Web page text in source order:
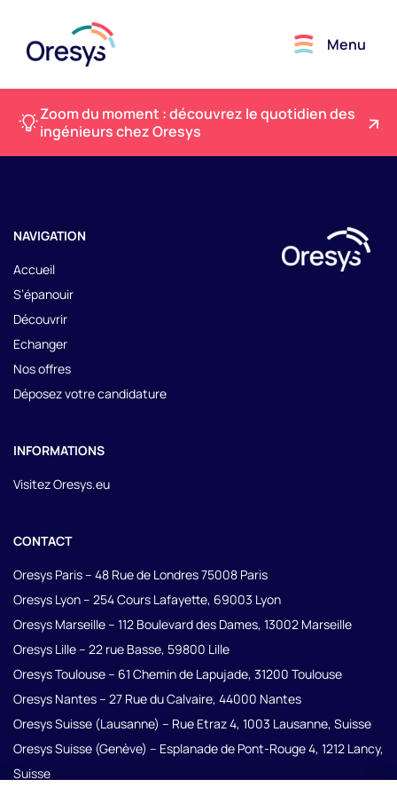
Menu
Zoom du moment : découvrez le quotidien des
ingénieurs chez Oresys
NAVIGATION
Accueil
S’épanouir
Découvrir
Echanger
Nos offres
Déposez votre candidature
INFORMATIONS
Visitez Oresys.eu
CONTACT
Oresys Paris – 48 Rue de Londres 75008 Paris
Oresys Lyon – 254 Cours Lafayette, 69003 Lyon
Oresys Marseille – 112 Boulevard des Dames, 13002 Marseille
Oresys Lille – 22 rue Basse, 59800 Lille
Oresys Toulouse – 61 Chemin de Lapujade, 31200 Toulouse
Oresys Nantes – 27 Rue du Calvaire, 44000 Nantes
Oresys Suisse (Lausanne) – Rue Etraz 4, 1003 Lausanne, Suisse
Oresys Suisse (Genève) – Esplanade de Pont-Rouge 4, 1212 Lancy,
Suisse